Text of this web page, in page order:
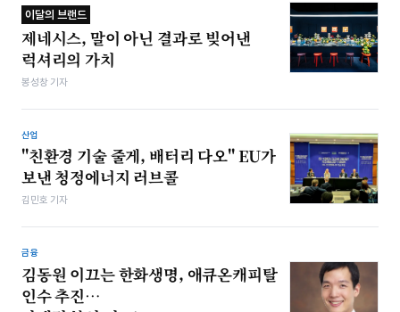
이달의 브랜드
제네시스, 말이 아닌 결과로 빚어낸
럭셔리의 가치
봉성창 기자
산업
"친환경 기술 줄게, 배터리 다오" EU가
보낸 청정에너지 러브콜
김민호 기자
금융
김동원 이끄는 한화생명, 애큐온캐피탈
인수 추진…